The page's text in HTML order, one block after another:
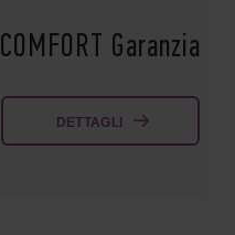
COMFORT Garanzia
DETTAGLI